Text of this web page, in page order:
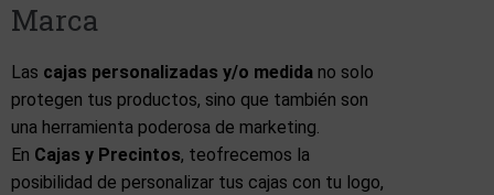
Marca
Las cajas personalizadas y/o medida no solo
protegen tus productos, sino que también son
una herramienta poderosa de marketing.
En Cajas y Precintos, teofrecemos la
posibilidad de personalizar tus cajas con tu logo,